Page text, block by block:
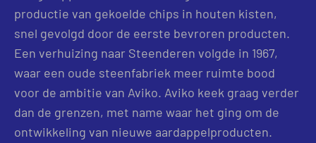
productie van gekoelde chips in houten kisten,
snel gevolgd door de eerste bevroren producten.
Een verhuizing naar Steenderen volgde in 1967,
waar een oude steenfabriek meer ruimte bood
voor de ambitie van Aviko. Aviko keek graag verder
dan de grenzen, met name waar het ging om de
ontwikkeling van nieuwe aardappelproducten.